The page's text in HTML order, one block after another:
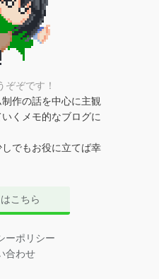
ぞぞです！
作の話を中心に主観
くメモ的なブログに
でもお役に立てば幸
こちら
ーポリシー
合わせ